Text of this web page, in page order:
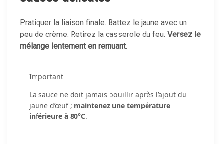
Pratiquer la liaison finale. Battez le jaune avec un
peu de crème. Retirez la casserole du feu. Versez le
mélange lentement en remuant.
Important
La sauce ne doit jamais bouillir après l’ajout du
jaune d’œuf ; maintenez une température
inférieure à 80°C.